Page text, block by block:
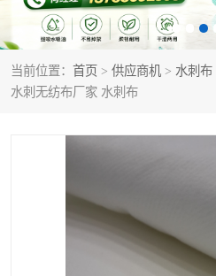
当前位置： 首页 > 供应商机 > 水刺布
水刺无纺布厂家 水刺布
防护口罩帽子床单
多种清洁尘掸
棉柔巾水刺无纺布